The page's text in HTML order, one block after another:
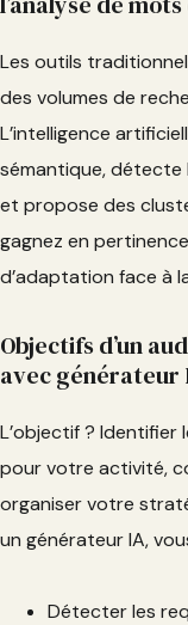
Les outils
des volumes de
L’intelligence
sémantique, détecte
et propose des
gagnez en
d’adaptation face à
Objectifs d’un
avec générateur
L’objectif ?
pour votre activité,
organiser votre
un générateur IA,
Détecter les